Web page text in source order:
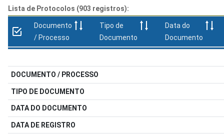
Lista de Protocolos (903 registros):
Documento
/ Processo
Tipo de
Documento
Data do
Documento